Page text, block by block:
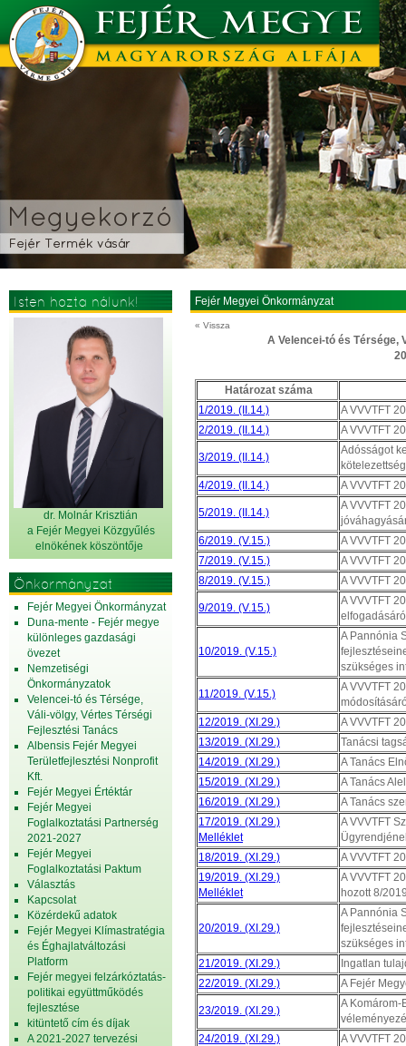
Isten hozta nálunk!
dr. Molnár Krisztián
a Fejér Megyei Közgyűlés
elnökének köszöntője
Önkormányzat
Fejér Megyei Önkormányzat
Duna-mente - Fejér megye
különleges gazdasági
övezet
Nemzetiségi
Önkormányzatok
Velencei-tó és Térsége,
Váli-völgy, Vértes Térségi
Fejlesztési Tanács
Albensis Fejér Megyei
Területfejlesztési Nonprofit
Kft.
Fejér Megyei Értéktár
Fejér Megyei
Foglalkoztatási Partnerség
2021-2027
Fejér Megyei
Foglalkoztatási Paktum
Választás
Kapcsolat
Közérdekű adatok
Fejér Megyei Klímastratégia
és Éghajlatváltozási
Platform
Fejér megyei felzárkóztatás-
politikai együttműködés
fejlesztése
kitüntető cím és díjak
A 2021-2027 tervezési
Fejér Megyei Önkormányzat
« Vissza
A Velencei-tó és Térsége,
Határozat száma
1/2019. (II.14.)
A VVVTFT
2/2019. (II.14.)
A VVVTFT
3/2019. (II.14.)
Adósságot
4/2019. (II.14.)
A VVVTFT
5/2019. (II.14.)
A VVVTFT
6/2019. (V.15.)
A VVVTFT
7/2019. (V.15.)
A VVVTFT
8/2019. (V.15.)
A VVVTFT
9/2019. (V.15.)
A VVVTFT
10/2019. (V.15.)
A Pannónia
szükséges
11/2019. (V.15.)
A VVVTFT
12/2019. (XI.29.)
A VVVTFT
13/2019. (XI.29.)
Tanácsi
14/2019. (XI.29.)
A Tanács
15/2019. (XI.29.)
A Tanács
16/2019. (XI.29.)
A Tanács
17/2019. (XI.29.)
Melléklet
A VVVTFT
18/2019. (XI.29.)
A VVVTFT
19/2019. (XI.29.)
Melléklet
A VVVTFT
hozott 8/
20/2019. (XI.29.)
A Pannónia
szükséges
21/2019. (XI.29.)
Ingatlan
22/2019. (XI.29.)
A Fejér
23/2019. (XI.29.)
A Komárom-
24/2019. (XI.29.)
A VVVTFT